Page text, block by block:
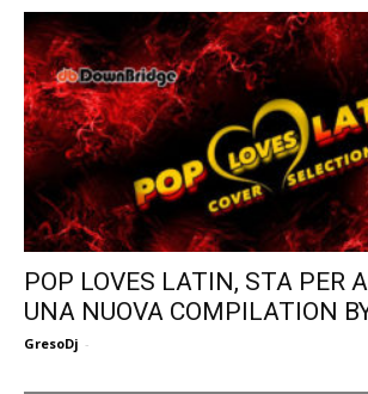
POP LOVES LATIN, STA PER
UNA NUOVA COMPILATION
GresoDj -